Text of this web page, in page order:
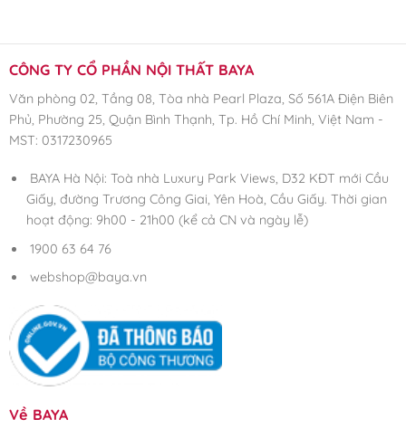
CÔNG TY CỔ PHẦN NỘI THẤT BAYA
Văn phòng 02, Tầng 08, Tòa nhà Pearl Plaza, Số 561A Điện Biên
Phủ, Phường 25, Quận Bình Thạnh, Tp. Hồ Chí Minh, Việt Nam -
MST: 0317230965
BAYA Hà Nội: Toà nhà Luxury Park Views, D32 KĐT mới Cầu
Giấy, đường Trương Công Giai, Yên Hoà, Cầu Giấy. Thời gian
hoạt động: 9h00 - 21h00 (kể cả CN và ngày lễ)
1900 63 64 76
webshop@baya.vn
Về BAYA